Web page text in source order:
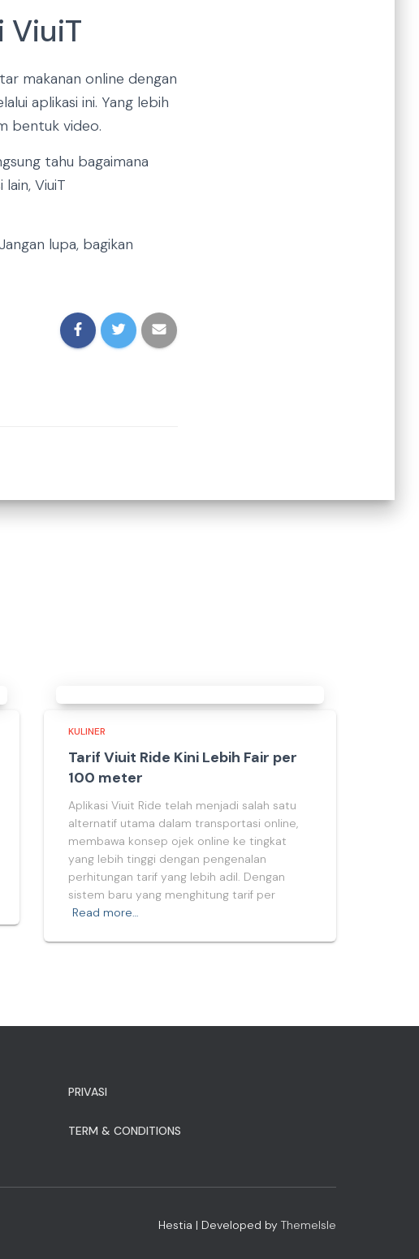
ViuiT
makanan online dengan
aplikasi ini. Yang lebih
bentuk video.
tahu bagaimana
ViuiT
lupa, bagikan
KULINER
Tarif Viuit Ride Kini Lebih Fair per
100 meter
Aplikasi Viuit Ride telah menjadi salah satu
alternatif utama dalam transportasi online,
membawa konsep ojek online ke tingkat
yang lebih tinggi dengan pengenalan
perhitungan tarif yang lebih adil. Dengan
sistem baru yang menghitung tarif per
Read more…
PRIVASI
TERM & CONDITIONS
Hestia | Developed by ThemeIsle